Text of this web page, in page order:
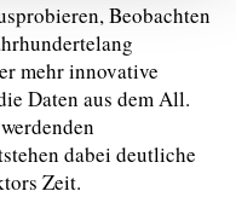
Beobachten
mehr innovative
Daten aus dem All.
dabei deutliche
Zeit.